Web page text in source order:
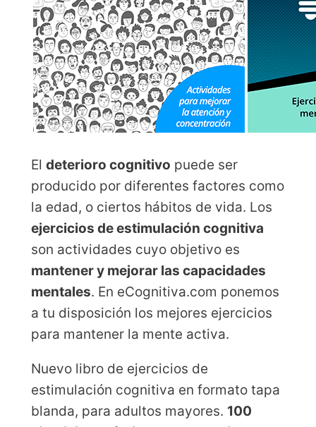
El deterioro cognitivo puede ser
producido por diferentes factores como
la edad, o ciertos hábitos de vida. Los
ejercicios de estimulación cognitiva
son actividades cuyo objetivo es
mantener y mejorar las capacidades
mentales. En eCognitiva.com ponemos
a tu disposición los mejores ejercicios
para mantener la mente activa.
Nuevo libro de ejercicios de
estimulación cognitiva en formato tapa
blanda, para adultos mayores. 100